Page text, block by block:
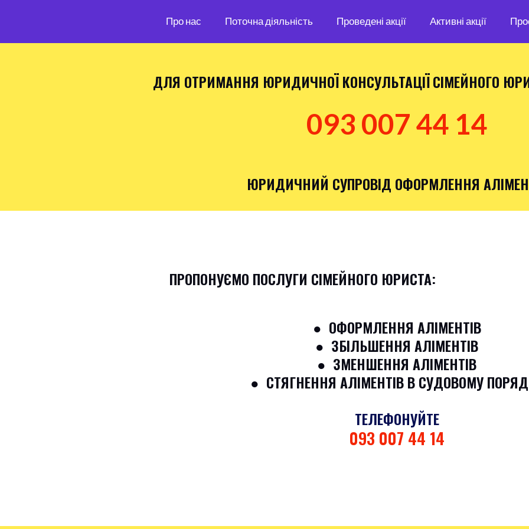
Про нас Поточна діяльність Проведені акції Активні акції
ДЛЯ ОТРИМАННЯ ЮРИДИЧНОЇ КОНСУЛЬТАЦІЇСІМЕЙНОГО
093 007 44 14
ЮРИДИЧНИЙ СУПРОВІД ОФОРМЛЕННЯ
ПРОПОНУЄМО ПОСЛУГИ СІМЕЙНОГО ЮРИСТА:
● ОФОРМЛЕННЯ АЛІМЕНТІВ
● ЗБІЛЬШЕННЯ АЛІМЕНТІВ
● ЗМЕНШЕННЯ АЛІМЕНТІВ
● СТЯГНЕННЯ АЛІМЕНТІВ В СУДОВОМУ
ТЕЛЕФОНУЙТЕ
093 007 44 14